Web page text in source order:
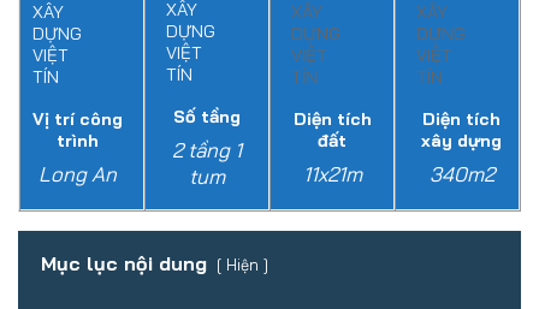
Vị trí công
trình
Long An
Số tầng
2 tầng 1
tum
Diện tích
đất
11x21m
Diện tích
xây dựng
340m2
Mục lục nội dung Hiện